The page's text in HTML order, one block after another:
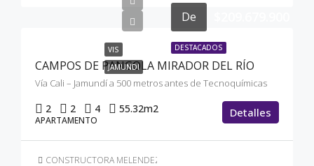
DESTACADOS
VIS
JAMUNDI
De
CAMPOS DE PANGOLA MIRADOR DEL RÍO
Vía Cali – Jamundí a 500 metros antes de Tecnoquímicas
2 2 4 55.32m2
APARTAMENTO
Detalles
CONSTRUCTORA MELENDEZ